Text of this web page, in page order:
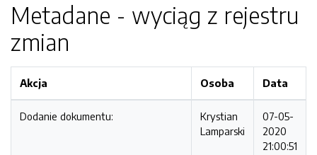
Metadane - wyciąg z rejestru
zmian
Akcja Osoba Data
Dodanie dokumentu:
Krystian
Lamparski
07-05-
2020
21:00:51